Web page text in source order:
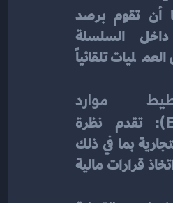
: يمكنها أن تقوم برصد
وفهم السلوكيات داخل السلسلة
اللوجستية وتعديل العمليات تلقائياً
برمجيات تخطيط موارد
المخزون، وتساعد في اتخاذ قرارات مالية